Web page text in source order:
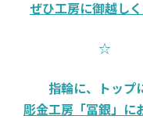
ぜひ工房に御越し
☆
指輪に、トップ
彫金工房「冨銀」に